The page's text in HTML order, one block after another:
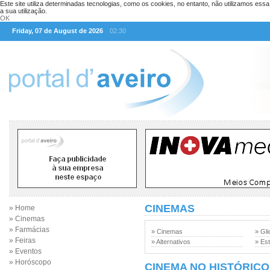
Este site utiliza determinadas tecnologias, como os cookies, no entanto, não utilizamos
a sua utilização.
OK
Friday, 07 de August de 2026
02:30
» Home
» Cinemas
» Farmácias
» Feiras
» Eventos
» Horóscopo
CINEMAS
» Cinemas
» Alternativos
»
»
CINEMA NO HISTÓRICO